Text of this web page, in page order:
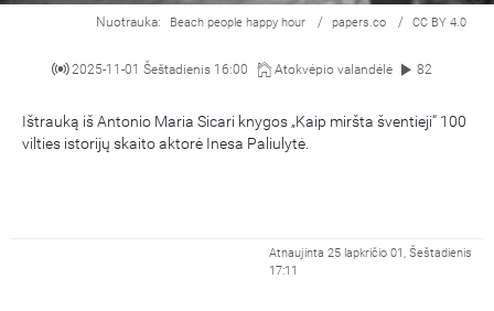
Nuotrauka: Beach people happy hour / papers.co / CC BY 4.0
2025-11-01 Šeštadienis 16:00 Atokvėpio valandėlė 82
Ištrauką iš Antonio Maria Sicari knygos „Kaip miršta šventieji“ 100
vilties istorijų skaito aktorė Inesa Paliulytė.
Atnaujinta 25 lapkričio 01, Šeštadienis
17:11